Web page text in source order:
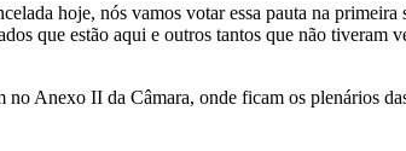
hoje, nós vamos votar essa pauta na
que estão aqui e outros tantos que não tiveram
Anexo II da Câmara, onde ficam os plenários